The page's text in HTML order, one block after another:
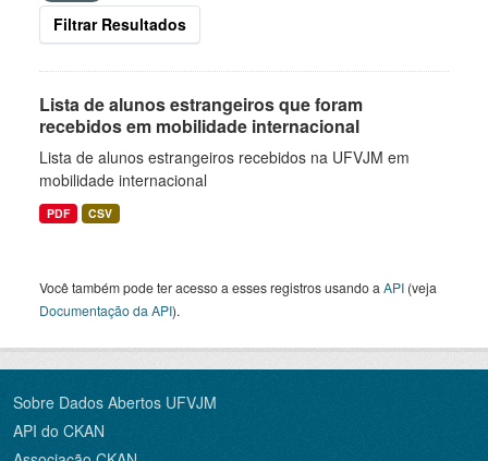
Filtrar Resultados
Lista de alunos estrangeiros que foram
recebidos em mobilidade internacional
Lista de alunos estrangeiros recebidos na UFVJM em
mobilidade internacional
PDF CSV
Você também pode ter acesso a esses registros usando a API (veja
Documentação da API).
Sobre Dados Abertos UFVJM
API do CKAN